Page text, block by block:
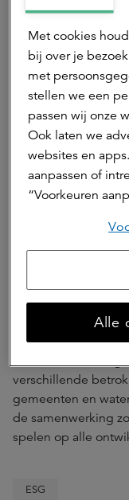
Sustainable
onderdeel van het
Growth van de EU,
verstrekken over
Maar ook zonder
slag zijn gegaan
klimaatrisico’s.
breed gedragen
DGBC in een
kennisinstituten,
‘Framework for
een eenduidige
fysieke
geoptimaliseerde
worden
voortdurend
deze breed
Per slot van
verschillende
gemeenten en
de samenwerking
spelen op alle
ESG
Met cookies
bij over je
met
stellen we een
passen wij onze
Ook laten we
websites en
aanpassen of
“Voorkeuren
Alle